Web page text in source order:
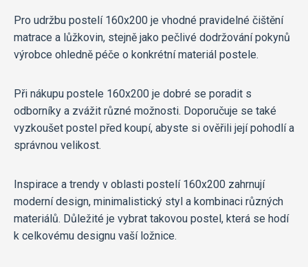
Pro udržbu postelí 160x200 je vhodné pravidelné čištění
matrace a lůžkovin, stejně jako pečlivé dodržování pokynů
výrobce ohledně péče o konkrétní materiál postele.
Při nákupu postele 160x200 je dobré se poradit s
odborníky a zvážit různé možnosti. Doporučuje se také
vyzkoušet postel před koupí, abyste si ověřili její pohodlí a
správnou velikost.
Inspirace a trendy v oblasti postelí 160x200 zahrnují
moderní design, minimalistický styl a kombinaci různých
materiálů. Důležité je vybrat takovou postel, která se hodí
k celkovému designu vaší ložnice.